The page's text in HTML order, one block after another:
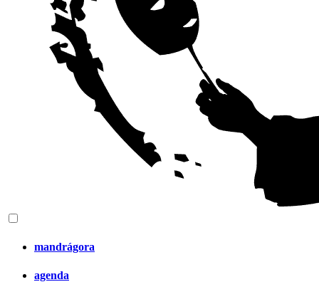
mandrágora
agenda